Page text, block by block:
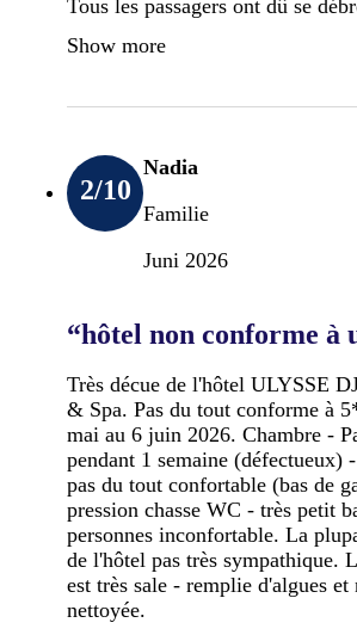
Tous les passagers ont dû se
Show more
2/10
Nadia
Familie
Juni 2026
“hôtel non conforme à
Très décue de l'hôtel ULYSSE
& Spa. Pas du tout conforme à
mai au 6 juin 2026. Chambre -
pendant 1 semaine
pas du tout confortable (bas de
pression chasse WC - très petit
personnes inconfortable. La
de l'hôtel pas très sympathique.
est très sale - remplie d'algues et
nettoyée.